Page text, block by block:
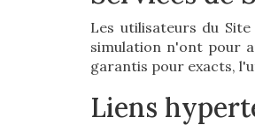
Les utilisateurs du
simulation n'ont pour
garantis pour exacts,
Liens